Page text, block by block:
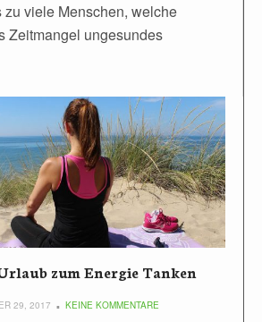
zu viele Menschen, welche
Zeitmangel ungesundes
zum Energie Tanken
29, 2017 KEINE KOMMENTARE